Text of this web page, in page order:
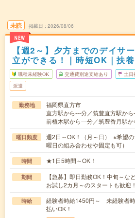
未読
NEW
掲載日 2026/08/06
【週2～】夕方までのデイサ
立ができる！｜時短OK｜扶
職種未経験OK 交通費別途支給あり 土日
派遣
勤務地
福岡県直方市
直方駅から---分／筑豊直方駅か
前植木駅から---分／筑豊香月駅
曜日頻度
週2日～OK！（月～日） ※希望
曜日の組み合わせや固定も可）
時間 ★1日5時間～OK！
期間
【急募】即日勤務OK！中旬～
お試し2カ月～のスタートも歓迎！
時給
経験者時給1450円～ 未経験者
払いOK！